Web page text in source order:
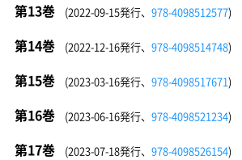
第13巻 (2022-09-15発行、 978-4098512577)
第14巻 (2022-12-16発行、 978-4098514748)
第15巻 (2023-03-16発行、 978-4098517671)
第16巻 (2023-06-16発行、 978-4098521234)
第17巻 (2023-07-18発行、 978-4098526154)